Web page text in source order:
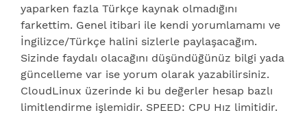
yaparken fazla Türkçe kaynak olmadığını
farkettim. Genel itibari ile kendi yorumlamamı ve
İngilizce/Türkçe halini sizlerle paylaşacağım.
Sizinde faydalı olacağını düşündüğünüz bilgi yada
güncelleme var ise yorum olarak yazabilirsiniz.
CloudLinux üzerinde ki bu değerler hesap bazlı
limitlendirme işlemidir. SPEED: CPU Hız limitidir.